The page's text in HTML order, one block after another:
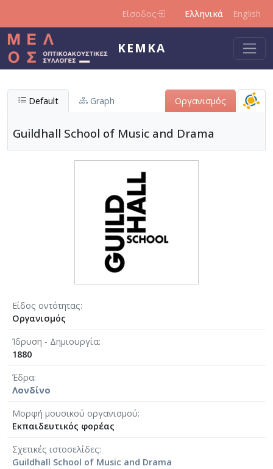
Είσοδος Ελληνικά English
ΚΕΜΚΑ
Default Graph Οργανισμός
Guildhall School of Music and Drama
Είδος οντότητας
Οργανισμός
Ίδρυση - Δημιουργία
1880
Έδρα
Λονδίνο
Μορφή μουσικού οργανισμού
Εκπαιδευτικός φορέας
Σχετικές ιστοσελίδες
Guildhall School of Music and Drama